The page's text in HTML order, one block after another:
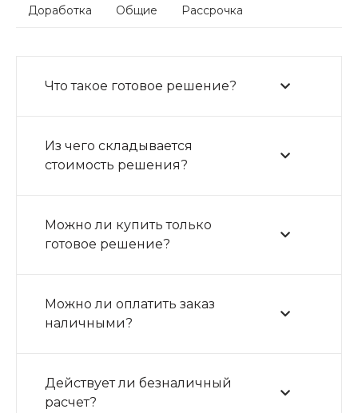
Доработка Общие Рассрочка
Что такое готовое решение?
Из чего складывается
стоимость решения?
Можно ли купить только
готовое решение?
Можно ли оплатить заказ
наличными?
Действует ли безналичный
расчет?